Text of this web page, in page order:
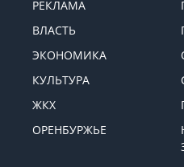
РЕКЛАМА
ВЛАСТЬ
ЭКОНОМИКА
КУЛЬТУРА
ЖКХ
ОРЕНБУРЖЬЕ